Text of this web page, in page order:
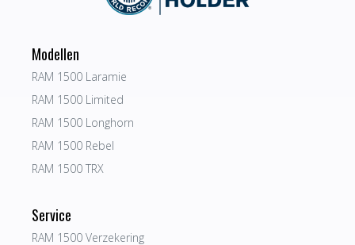
Modellen
RAM 1500 Laramie
RAM 1500 Limited
RAM 1500 Longhorn
RAM 1500 Rebel
RAM 1500 TRX
Service
RAM 1500 Verzekering